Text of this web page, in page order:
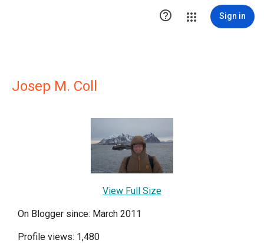
 Sign in
Josep M. Coll
View Full Size
On Blogger since: March 2011
Profile views: 1,480